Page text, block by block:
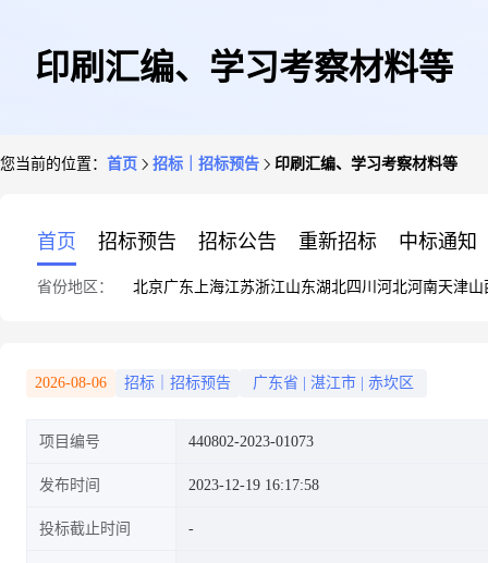
印刷汇编、学习考察材料等
您当前的位置： 首页 招标｜招标预告 印刷汇编、学习考察材料等
首页 招标预告 招标公告 重新招标 中标通知
省份地区： 北京广东 上海江苏浙江山东湖北四川 河北河南天津山
2026-08-06 招标｜招标预告 广东省 湛江市 赤坎区
项目编号 440802-2023-01073
发布时间 2023-12-19 16:17:58
投标截止时间